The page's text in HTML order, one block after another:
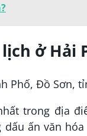
ở Hải
Phố, Đồ Sơn,
trong địa
ấn văn